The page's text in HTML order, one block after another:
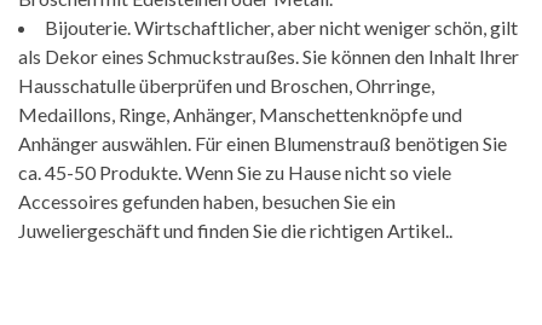
Bijouterie. Wirtschaftlicher, aber nicht weniger schön, gilt
als Dekor eines Schmuckstraußes. Sie können den Inhalt Ihrer
Hausschatulle überprüfen und Broschen, Ohrringe,
Medaillons, Ringe, Anhänger, Manschettenknöpfe und
Anhänger auswählen. Für einen Blumenstrauß benötigen Sie
ca. 45-50 Produkte. Wenn Sie zu Hause nicht so viele
Accessoires gefunden haben, besuchen Sie ein
Juweliergeschäft und finden Sie die richtigen Artikel..